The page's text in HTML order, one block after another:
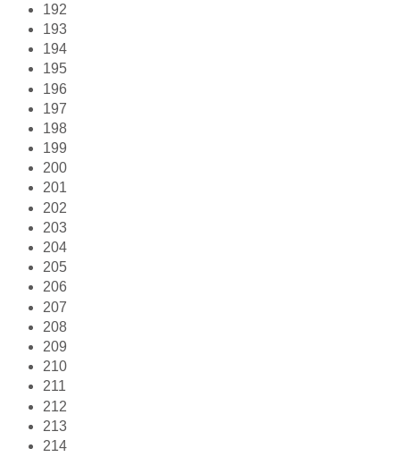
192
193
194
195
196
197
198
199
200
201
202
203
204
205
206
207
208
209
210
211
212
213
214